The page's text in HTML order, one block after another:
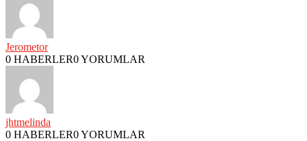
Jerometor
0 HABERLER0 YORUMLAR
jhtmelinda
0 HABERLER0 YORUMLAR